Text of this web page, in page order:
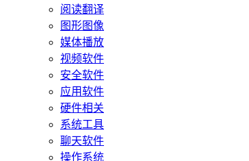
阅读翻译
图形图像
媒体播放
视频软件
安全软件
应用软件
硬件相关
系统工具
聊天软件
操作系统